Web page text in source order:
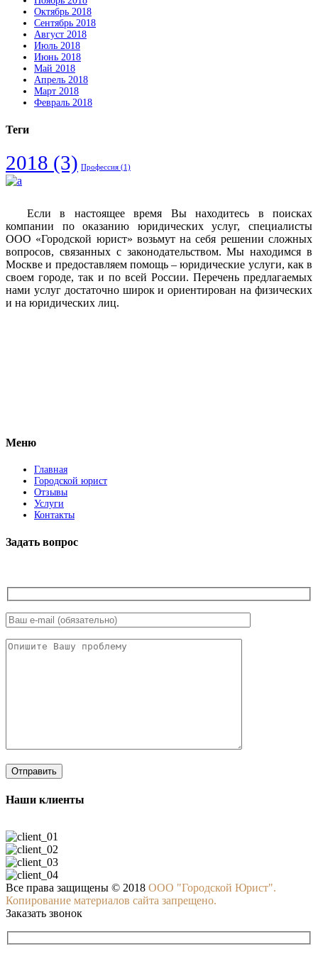
Октябрь 2018
Сентябрь 2018
Август 2018
Июль 2018
Июнь 2018
Май 2018
Апрель 2018
Март 2018
Февраль 2018
Теги
2018 (3) Профессия (1)
Если в настоящее время Вы находитесь в поисках
компании по оказанию юридических услуг, специалисты
ООО «Городской юрист» возьмут на себя решении сложных
вопросов, связанных с законодательством. Мы находимся в
Москве и предоставляем помощь – юридические услуги, как в
своем городе, так и по всей России. Перечень предлагаемых
нами услуг достаточно широк и ориентирован на физических
и на юридических лиц.
Меню
Главная
Городской юрист
Отзывы
Услуги
Контакты
Задать вопрос
Наши клиенты
Все права защищены © 2018 ООО "Городской Юрист".
Копирование материалов сайта запрещено.
Заказать звонок